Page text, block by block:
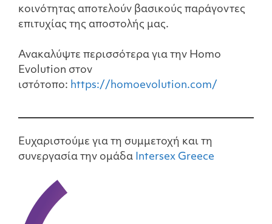
κοινότητας αποτελούν βασικούς παράγοντες
επιτυχίας της αποστολής μας.
Ανακαλύψτε περισσότερα για την Homo
Evolution στον
ιστότοπο: https://homoevolution.com/
Ευχαριστούμε για τη συμμετοχή και τη
συνεργασία την ομάδα Intersex Greece